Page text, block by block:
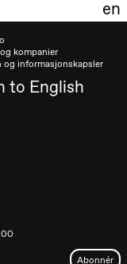
en
kompanier
og informasjonskapsler
to English